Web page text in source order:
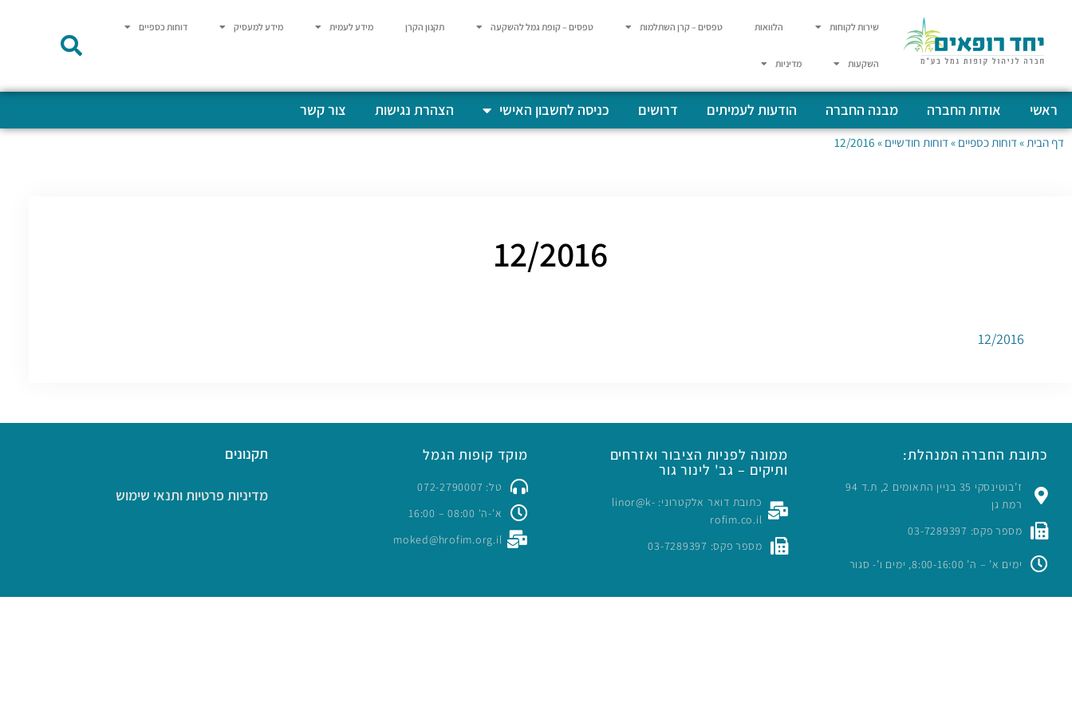
שירות לקוחות הלוואות טפסים – קרן השתלמות טפסים – קופת גמל להשקעה תקנון הקרן מידע לעמית מידע למעסיק דוחות כספיים
השקעות מדיניות
ראשי אודות החברה מבנה החברה הודעות לעמיתים דרושים כניסה לחשבון האישי הצהרת נגישות צור קשר
דף הבית »דוחות כספיים »דוחות חודשיים »
12/2016
12/2016
12/2016
כתובת החברה המנהלת:
ז’בוטינסקי 35 בניין התאומים 2, ת.ד 94
רמת גן
מספר פקס: 03-7289397
ימים א’ – ה’ 8:00-16:00, ימים ו’- סגור
ממונה לפניות הציבור ואזרחים
ותיקים – גב' לינור גור
כתובת דואר אלקטרוני: linor@k-
rofim.co.il
מספר פקס: 03-7289397
מוקד קופות הגמל
טל: 072-2790007
א'-ה' 08:00 – 16:00
moked@hrofim.org.il
תקנונים
מדיניות פרטיות ותנאי שימוש